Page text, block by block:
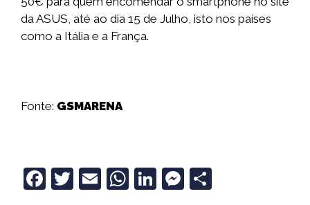
da ASUS, até ao dia 15 de Julho, isto nos países
como a Itália e a França.
Fonte: GSMARENA
F
T
E
W Li M